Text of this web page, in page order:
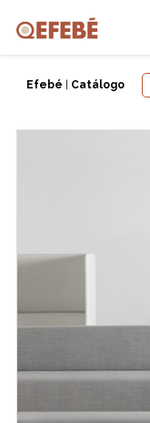
Efebé Catálogo